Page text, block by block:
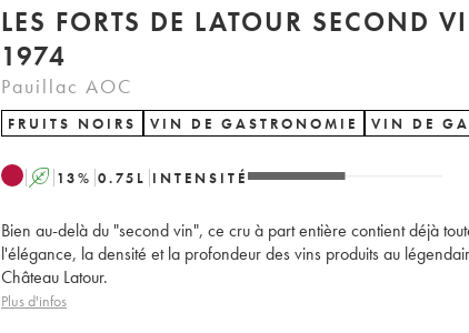
LES FORTS DE LATOUR SECOND
1974
Pauillac AOC
FRUITS NOIRS VIN DE GASTRONOMIE VIN DE
A 13% 0.75 L INTENSITÉ
Bien au-delà du "second vin", ce cru à part entière contient déjà
l'élégance, la densité et la profondeur des vins produits au
Château Latour.
Plus d'infos